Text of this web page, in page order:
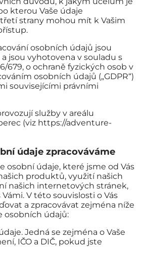
kterou Vaše údaje
strany mohou mít k Vašim
osobních údajů jsou
a jsou vyhotovena v souladu s
679, o ochraně fyzických osob v
osobních údajů („GDPR“)
souvisejícími právními
služby v areálu
(viz https://adventure-
údaje zpracováváme
osobní údaje, které jsme od Vás
produktů, využití našich
našich internetových stránek,
V této souvislosti o Vás
a zpracovávat zejména níže
osobních údajů:
Jedná se zejména o Vaše
IČO a DIČ, pokud jste